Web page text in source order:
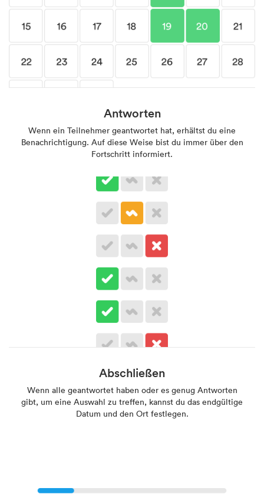
Antworten
Wenn ein Teilnehmer geantwortet hat, erhältst du eine
Benachrichtigung. Auf diese Weise bist du immer über den
Fortschritt informiert.
Abschließen
Wenn alle geantwortet haben oder es genug Antworten
gibt, um eine Auswahl zu treffen, kannst du das endgültige
Datum und den Ort festlegen.